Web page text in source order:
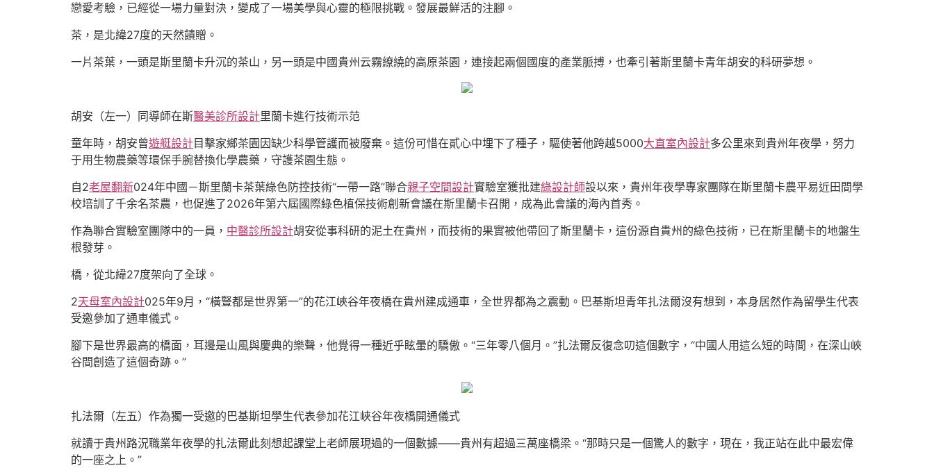
戀愛考驗，已經從一場力量對決，變成了一場美學與心靈的極限挑戰。發展最鮮活的注腳。
茶，是北緯27度的天然饋贈。
一片茶葉，一頭是斯里蘭卡升沉的茶山，另一頭是中國貴州云霧繚繞的高原茶園，連接起兩個國度的產業脈搏，也牽引著斯里蘭卡青年胡安的科研夢想。
胡安（左一）同導師在斯醫美診所設計里蘭卡進行技術示范
童年時，胡安曾遊艇設計目擊家鄉茶園因缺少科學管護而被廢棄。這份可惜在貳心中埋下了種子，驅使著他跨越5000大直室內設計多公里來到貴州年夜學，努力
于用生物農藥等環保手腕替換化學農藥，守護茶園生態。
自2老屋翻新024年中國－斯里蘭卡茶葉綠色防控技術“一帶一路”聯合親子空間設計實驗室獲批建綠設計師設以來，貴州年夜學專家團隊在斯里蘭卡農平易近田間學
校培訓了千余名茶農，也促進了2026年第六屆國際綠色植保技術創新會議在斯里蘭卡召開，成為此會議的海內首秀。
作為聯合實驗室團隊中的一員， 中醫診所設計胡安從事科研的泥土在貴州，而技術的果實被他帶回了斯里蘭卡，這份源自貴州的綠色技術，已在斯里蘭卡的地盤生
根發芽。
橋，從北緯27度架向了全球。
2天母室內設計025年9月，“橫豎都是世界第一”的花江峽谷年夜橋在貴州建成通車，全世界都為之震動。巴基斯坦青年扎法爾沒有想到，本身居然作為留學生代表
受邀參加了通車儀式。
腳下是世界最高的橋面，耳邊是山風與慶典的樂聲，他覺得一種近乎眩暈的驕傲。“三年零八個月。”扎法爾反復念叨這個數字，“中國人用這么短的時間，在深山峽
谷間創造了這個奇跡。”
扎法爾（左五）作為獨一受邀的巴基斯坦學生代表參加花江峽谷年夜橋開通儀式
就讀于貴州路況職業年夜學的扎法爾此刻想起課堂上老師展現過的一個數據——貴州有超過三萬座橋梁。“那時只是一個驚人的數字，現在，我正站在此中最宏偉
的一座之上。”